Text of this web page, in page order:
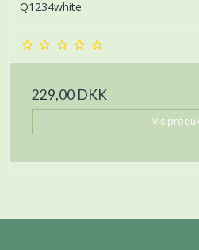
Q1234white
229,00 DKK
Vis